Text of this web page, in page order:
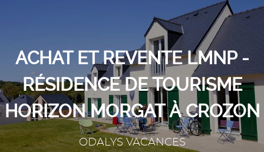
ACHAT ET REVENTE LMNP -
RÉSIDENCE DE TOURISME
HORIZON MORGAT À CROZON
ODALYS VACANCES